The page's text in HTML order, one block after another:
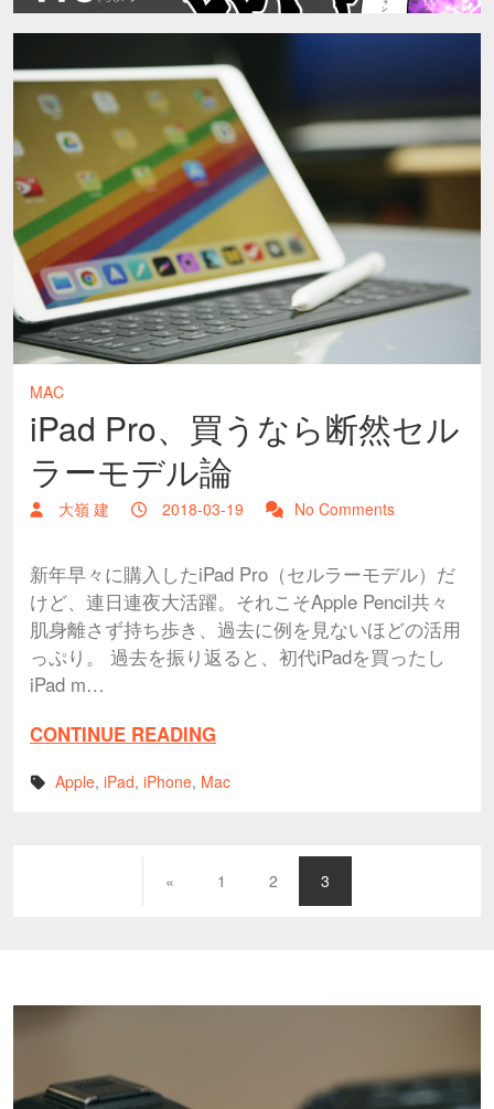
MAC
iPad Pro、買うなら断然セル
ラーモデル論
大嶺 建 2018-03-19 No Comments
新年早々に購入したiPad Pro（セルラーモデル）だ
けど、連日連夜大活躍。それこそApple Pencil共々
肌身離さず持ち歩き、過去に例を見ないほどの活用
っぷり。 過去を振り返ると、初代iPadを買ったし
iPad m…
CONTINUE READING
Apple, iPad, iPhone, Mac
« 1 2 3